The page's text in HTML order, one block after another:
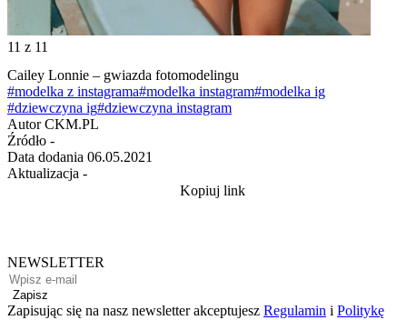
11 z 11
Cailey Lonnie – gwiazda fotomodelingu
#modelka z instagrama#modelka instagram#modelka ig
#dziewczyna ig#dziewczyna instagram
Autor CKM.PL
Źródło -
Data dodania 06.05.2021
Aktualizacja -
Kopiuj link
NEWSLETTER
Zapisz
Zapisując się na nasz newsletter akceptujesz Regulamin i Politykę